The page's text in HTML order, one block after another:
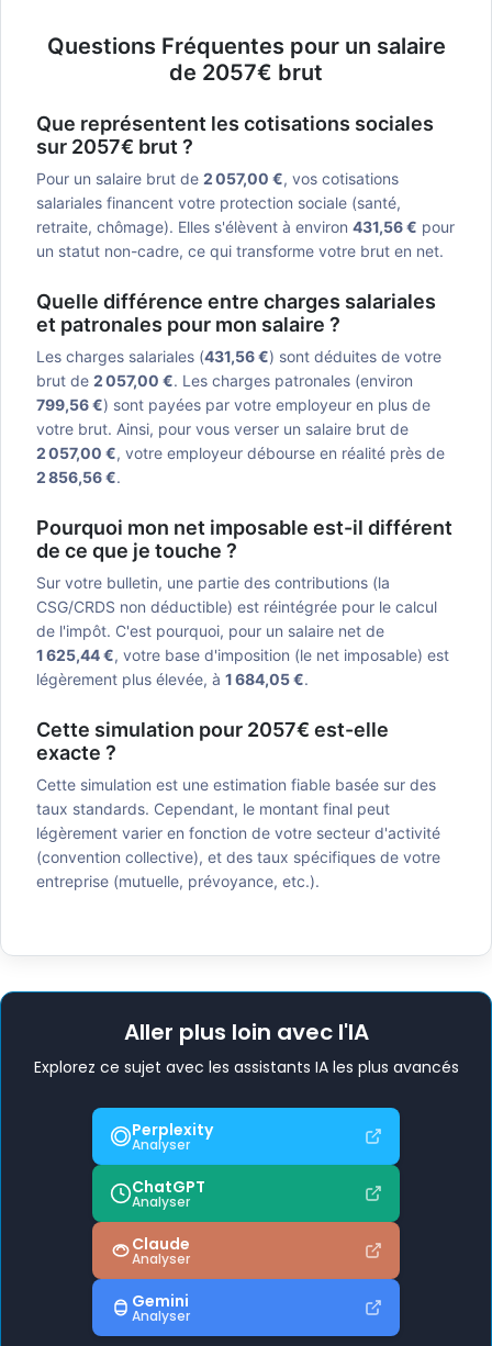
Questions Fréquentes pour un salaire
de 2057€ brut
Que représentent les cotisations sociales
sur 2057€ brut ?
Pour un salaire brut de 2 057,00 €, vos cotisations
salariales financent votre protection sociale (santé,
retraite, chômage). Elles s'élèvent à environ 431,56 € pour
un statut non-cadre, ce qui transforme votre brut en net.
Quelle différence entre charges salariales
et patronales pour mon salaire ?
Les charges salariales (431,56 €) sont déduites de votre
brut de 2 057,00 €. Les charges patronales (environ
799,56 €) sont payées par votre employeur en plus de
votre brut. Ainsi, pour vous verser un salaire brut de
2 057,00 €, votre employeur débourse en réalité près de
2 856,56 €.
Pourquoi mon net imposable est-il différent
de ce que je touche ?
Sur votre bulletin, une partie des contributions (la
CSG/CRDS non déductible) est réintégrée pour le calcul
de l'impôt. C'est pourquoi, pour un salaire net de
1 625,44 €, votre base d'imposition (le net imposable) est
légèrement plus élevée, à 1 684,05 €.
Cette simulation pour 2057€ est-elle
exacte ?
Cette simulation est une estimation fiable basée sur des
taux standards. Cependant, le montant final peut
légèrement varier en fonction de votre secteur d'activité
(convention collective), et des taux spécifiques de votre
entreprise (mutuelle, prévoyance, etc.).
Aller plus loin avec l'IA
Explorez ce sujet avec les assistants IA les plus avancés
Perplexity
Analyser
ChatGPT
Analyser
Claude
Analyser
Gemini
Analyser